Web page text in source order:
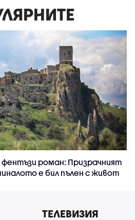
роман: Призрачният
е бил пълен с живот
ТЕЛЕВИЗИЯ